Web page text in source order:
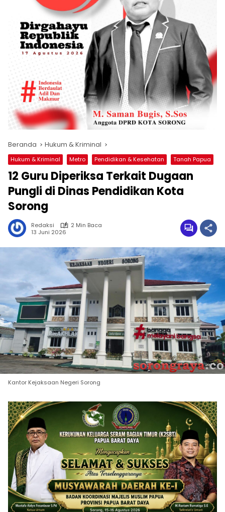
Beranda Hukum & Kriminal
Hukum & Kriminal Metro Pendidikan & Kesehatan Tanah Papua
12 Guru Diperiksa Terkait Dugaan
Pungli di Dinas Pendidikan Kota
Sorong
Redaksi
2 Min Baca
13 Juni 2026
Kantor Kejaksaan Negeri Sorong